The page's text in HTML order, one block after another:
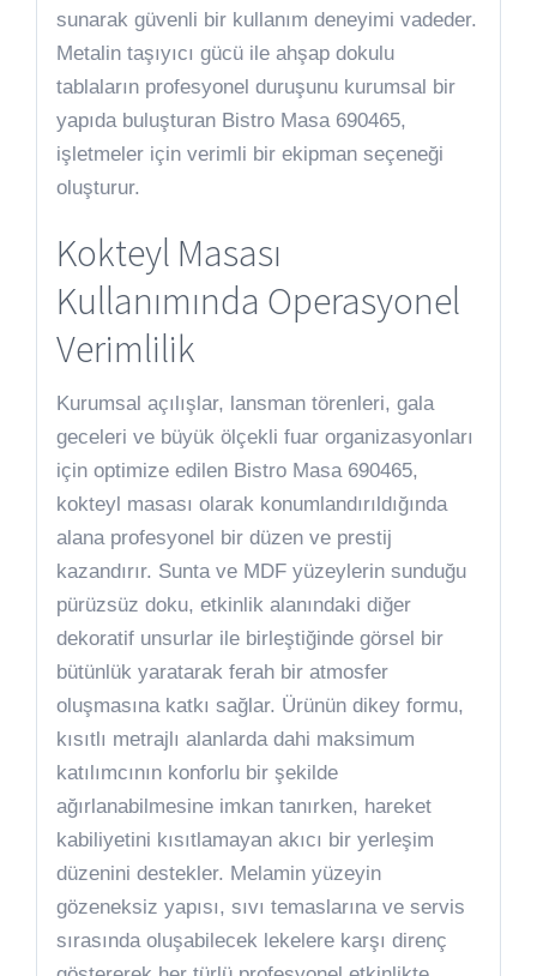
sunarak güvenli bir kullanım deneyimi vadeder.
Metalin taşıyıcı gücü ile ahşap dokulu
tablaların profesyonel duruşunu kurumsal bir
yapıda buluşturan Bistro Masa 690465,
işletmeler için verimli bir ekipman seçeneği
oluşturur.
Kokteyl Masası
Kullanımında Operasyonel
Verimlilik
Kurumsal açılışlar, lansman törenleri, gala
geceleri ve büyük ölçekli fuar organizasyonları
için optimize edilen Bistro Masa 690465,
kokteyl masası olarak konumlandırıldığında
alana profesyonel bir düzen ve prestij
kazandırır. Sunta ve MDF yüzeylerin sunduğu
pürüzsüz doku, etkinlik alanındaki diğer
dekoratif unsurlar ile birleştiğinde görsel bir
bütünlük yaratarak ferah bir atmosfer
oluşmasına katkı sağlar. Ürünün dikey formu,
kısıtlı metrajlı alanlarda dahi maksimum
katılımcının konforlu bir şekilde
ağırlanabilmesine imkan tanırken, hareket
kabiliyetini kısıtlamayan akıcı bir yerleşim
düzenini destekler. Melamin yüzeyin
gözeneksiz yapısı, sıvı temaslarına ve servis
sırasında oluşabilecek lekelere karşı direnç